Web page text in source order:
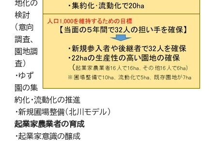
地化の
検討
（意向
調査、
園地調
査）
・ゆず
園の集
約化・流動化の推進
・新規圃場整備（北川モデル）
起業家農業者の育成
・起業家意識の醸成